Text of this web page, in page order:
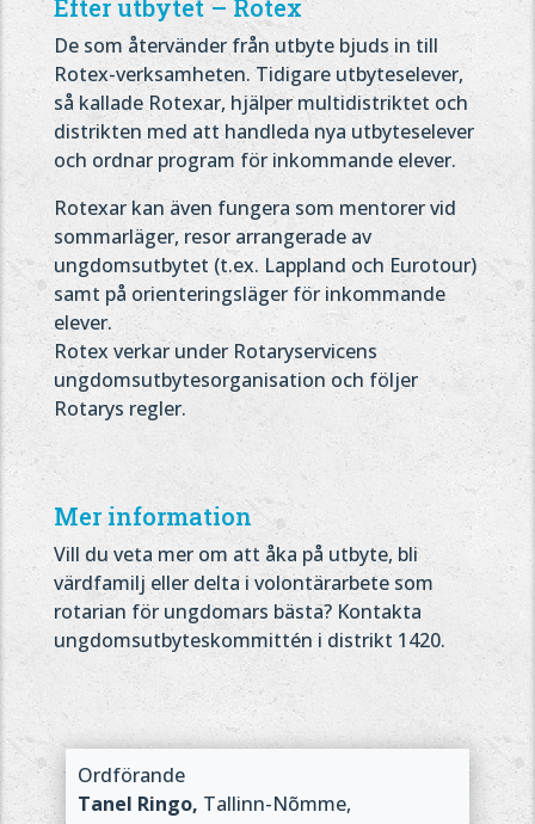
Efter utbytet – Rotex
De som återvänder från utbyte bjuds in till
Rotex-verksamheten. Tidigare utbyteselever,
så kallade Rotexar, hjälper multidistriktet och
distrikten med att handleda nya utbyteselever
och ordnar program för inkommande elever.
Rotexar kan även fungera som mentorer vid
sommarläger, resor arrangerade av
ungdomsutbytet (t.ex. Lappland och Eurotour)
samt på orienteringsläger för inkommande
elever.
Rotex verkar under Rotaryservicens
ungdomsutbytesorganisation och följer
Rotarys regler.
Mer information
Vill du veta mer om att åka på utbyte, bli
värdfamilj eller delta i volontärarbete som
rotarian för ungdomars bästa? Kontakta
ungdomsutbyteskommittén i distrikt 1420.
Ordförande
Tanel Ringo, Tallinn-Nõmme,